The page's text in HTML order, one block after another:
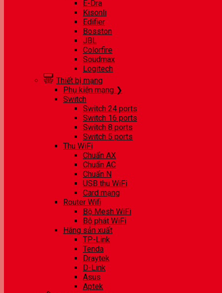
E-Dra
Kisonli
Edifier
Bosston
JBL
Colorfire
Soudmax
Logitech
Thiết bị mạng
Phụ kiện mạng ❯
Switch
Switch 24 ports
Switch 16 ports
Switch 8 ports
Switch 5 ports
Thu WiFi
Chuẩn AX
Chuẩn AC
Chuẩn N
USB thu WiFi
Card mạng
Router Wifi
Bộ Mesh WiFi
Bộ phát WiFi
Hãng sản xuất
TP-Link
Tenda
Draytek
D-Link
Asus
Aptek